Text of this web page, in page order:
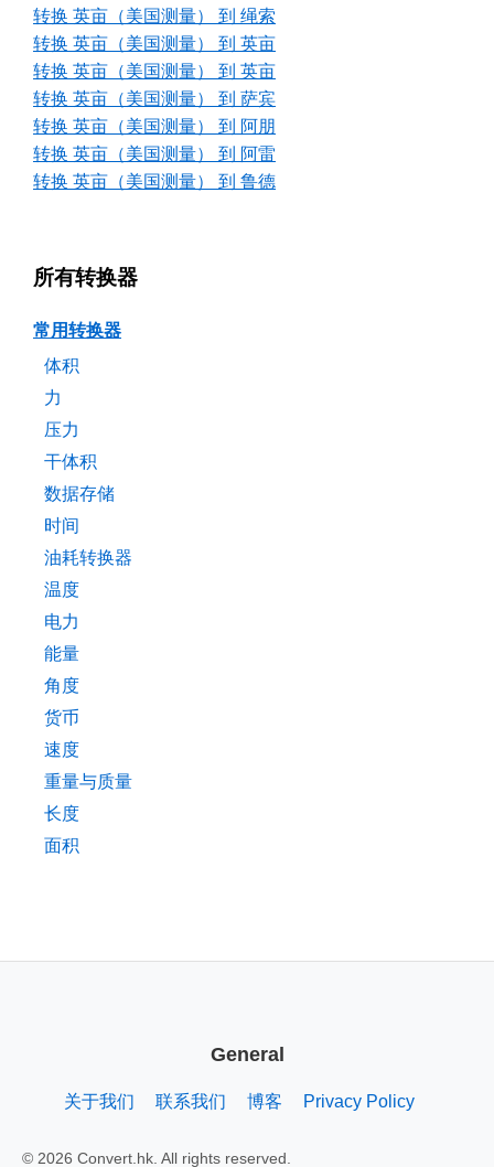
转换 英亩（美国测量） 到 绳索
转换 英亩（美国测量） 到 英亩
转换 英亩（美国测量） 到 英亩
转换 英亩（美国测量） 到 萨宾
转换 英亩（美国测量） 到 阿朋
转换 英亩（美国测量） 到 阿雷
转换 英亩（美国测量） 到 鲁德
所有转换器
常用转换器
体积
力
压力
干体积
数据存储
时间
油耗转换器
温度
电力
能量
角度
货币
速度
重量与质量
长度
面积
General
关于我们 联系我们 博客 Privacy Policy
© 2026 Convert.hk. All rights reserved.